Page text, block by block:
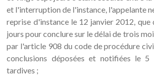
et l'interruption de l'instance, l'appelante
reprise d'instance le 12 janvier 2012,
jours pour conclure sur le délai de trois
par l'article 908 du code de procédure
conclusions déposées et notifiées le
tardives ;